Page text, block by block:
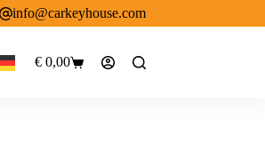
info@carkeyhouse.com
Winkelwagen
€0,00